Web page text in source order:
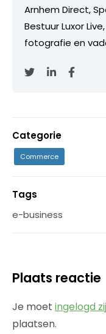
Arnhem Direct,
Bestuur Luxor
fotografie en
Categorie
Commerce
Tags
e-business
Plaats reactie
Je moet ingelogd
plaatsen.